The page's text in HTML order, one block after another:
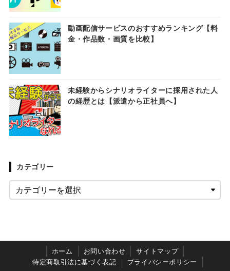
動画配信サービスのおすすめランキング【料
金・作品数・画質を比較】
未経験からシナリオライターに採用された人
の経歴とは【派遣から正社員へ】
カテゴリー
ホーム お問い合わせ
サイトマップ
特定商取引法に基づく表記
プライバシーポリシー